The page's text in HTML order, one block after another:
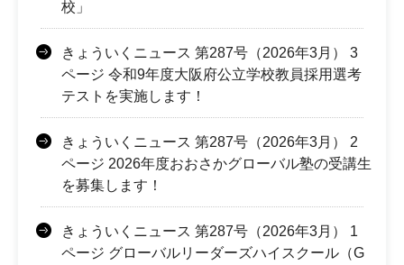
校」
きょういくニュース 第287号（2026年3月） 3
ページ 令和9年度大阪府公立学校教員採用選考
テストを実施します！
きょういくニュース 第287号（2026年3月） 2
ページ 2026年度おおさかグローバル塾の受講生
を募集します！
きょういくニュース 第287号（2026年3月） 1
ページ グローバルリーダーズハイスクール（G